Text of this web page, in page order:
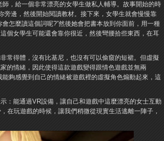
，給一個非常漂亮的女學生做私人輔導。故事開始的時
旁邊，然後開始閱讀教材。接下來，女學生就會慢慢靠
怎麼讀這個詞呢?”然後她會把書本放到你面前，用一種
個女學生可能還會靠你很近，然後彎腰拾些東西，在耳
常得體，沒有比基尼，也沒有可以偷窺的短裙。但虛擬
的情緒，因此使得這款遊戲變得跟情色遊戲並無兩
夠感覺到自己的情緒被遊戲裡的虛擬角色煽動起來，這
：能通過VR設備，讓自己和遊戲中這麼漂亮的女士互動
在玩遊戲的時候，讓我們稍微從現實生活逃離一陣子，